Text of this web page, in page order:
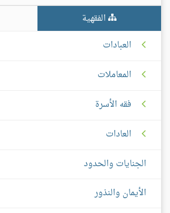
الفقهية
العبادات
المعاملات
فقه الأسرة
العادات
الجنايات والحدود
الأيمان والنذور